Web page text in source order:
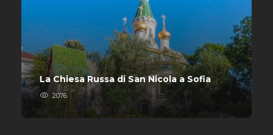
La Chiesa Russa di San Nicola a Sofia
2076